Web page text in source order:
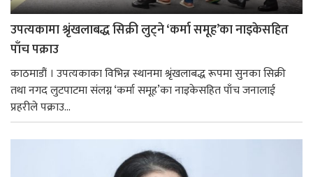
उपत्यकामा श्रृंखलाबद्ध सिक्री लुट्ने ‘कर्मा समूह’का नाइकेसहित
पाँच पक्राउ
काठमाडौं । उपत्यकाका विभिन्न स्थानमा श्रृंखलाबद्ध रूपमा सुनका सिक्री
तथा नगद लुटपाटमा संलग्न ‘कर्मा समूह’का नाइकेसहित पाँच जनालाई
प्रहरीले पक्राउ...